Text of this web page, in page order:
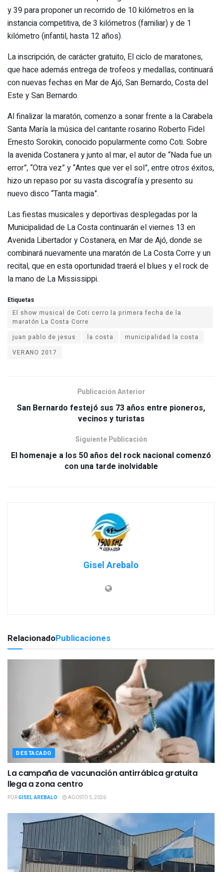
y 39 para proponer un recorrido de 10 kilómetros en la
instancia competitiva, de 3 kilómetros (familiar) y de 1
kilómetro (infantil, hasta 12 años).
La inscripción, de carácter gratuito, El ciclo de maratones,
que hace además entrega de trofeos y medallas, continuará
con nuevas fechas en Mar de Ajó, San Bernardo, Costa del
Este y San Bernardo.
Al finalizar la maratón, comenzo a sonar frente a la Carabela
Santa María la música del cantante rosarino Roberto Fidel
Ernesto Sorokin, conocido popularmente como Coti. Sobre
la avenida Costanera y junto al mar, el autor de “Nada fue un
error”, “Otra vez” y “Antes que ver el sol”, entre otros éxitos,
hizo un repaso por su vasta discografía y presento su
nuevo disco “Tanta magia”.
Las fiestas musicales y deportivas desplegadas por la
Municipalidad de La Costa continuarán el viernes 13 en
Avenida Libertador y Costanera, en Mar de Ajó, donde se
combinará nuevamente una maratón de La Costa Corre y un
recital, que en esta oportunidad traerá el blues y el rock de
la mano de La Mississippi.
Etiquetas
El show musical de Coti cerro la primera fecha de la
maratón La Costa Corre
juan pablo de jesus
la costa
municipalidad la costa
VERANO 2017
Publicación Anterior
San Bernardo festejó sus 73 años entre pioneros,
vecinos y turistas
Siguiente Publicación
El homenaje a los 50 años del rock nacional comenzó
con una tarde inolvidable
Gisel Arebalo
RelacionadoPublicaciones
DESTACADO
La campaña de vacunación antirrábica gratuita
llega a zona centro
PORGISEL AREBALO AGOSTO 5, 2026